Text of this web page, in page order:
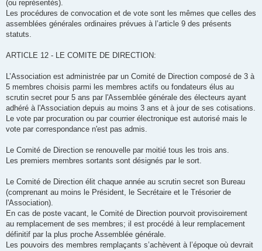
(ou représentés).
Les procédures de convocation et de vote sont les mêmes que celles des
assemblées générales ordinaires prévues à l’article 9 des présents
statuts.
ARTICLE 12 - LE COMITE DE DIRECTION:
L’Association est administrée par un Comité de Direction composé de 3 à
5 membres choisis parmi les membres actifs ou fondateurs élus au
scrutin secret pour 5 ans par l'Assemblée générale des électeurs ayant
adhéré à l'Association depuis au moins 3 ans et à jour de ses cotisations.
Le vote par procuration ou par courrier électronique est autorisé mais le
vote par correspondance n'est pas admis.
Le Comité de Direction se renouvelle par moitié tous les trois ans.
Les premiers membres sortants sont désignés par le sort.
Le Comité de Direction élit chaque année au scrutin secret son Bureau
(comprenant au moins le Président, le Secrétaire et le Trésorier de
l'Association).
En cas de poste vacant, le Comité de Direction pourvoit provisoirement
au remplacement de ses membres; il est procédé à leur remplacement
définitif par la plus proche Assemblée générale.
Les pouvoirs des membres remplaçants s’achèvent à l’époque où devrait